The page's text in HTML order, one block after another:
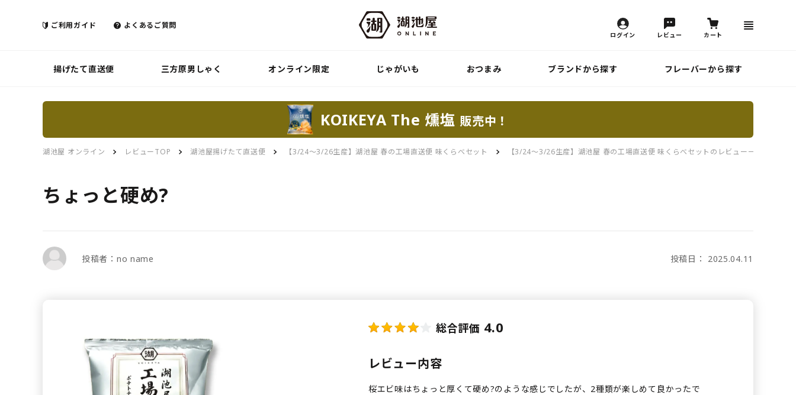
ご利用ガイド よくあるご質問
ログイン レビュー カート
揚げたて直送便 三方原男しゃく オンライン限定 じゃがいも おつまみ ブランドから探す フレーバーから探す
KOIKEYA The 燻塩 販売中！
湖池屋 オンライン レビューTOP 湖池屋揚げたて直送便 【3/24～3/26生産】湖池屋 春の工場直送便 味くらべセット 【3/24～3/26生産】湖池屋 春の工場直送便 味くらべセットのレビュー一覧
ちょっと硬め?
投稿者：no name 投稿日： 2025.04.11
総合評価 4.0
レビュー内容
桜エビ味はちょっと厚くて硬め?のような感じでしたが、2種類が楽しめて良かったで